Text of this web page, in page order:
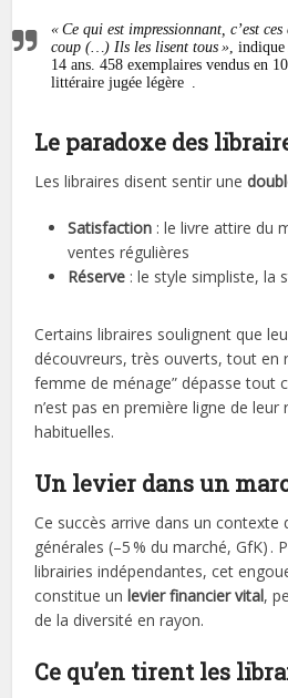
« Ce qui est impressionnant, c’est
coup (…) Ils les lisent tous » ,
14 ans. 458 exemplaires vendus en
littéraire jugée légère .
Le paradoxe des
Les libraires disent sentir une
Satisfaction : le livre attire du
ventes régulières
Réserve : le style simpliste, la
Certains libraires soulignent que
découvreurs, très ouverts, tout en
femme de ménage” dépasse tout
n’est pas en première ligne de
habituelles.
Un levier dans un
Ce succès arrive dans un contexte
générales (–5 % du marché, GfK) .
librairies indépendantes, cet
constitue unlevier financier vital,
de la diversité en rayon.
Ce qu’en tirent les